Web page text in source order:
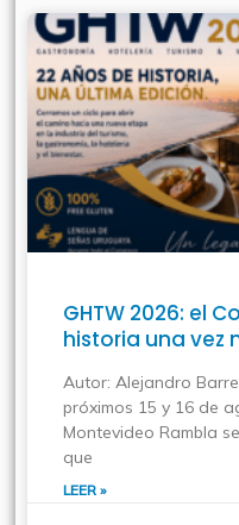
GHTW 2026: el
historia una vez
Autor: Alejandro
próximos 15 y 16 de
Montevideo Rambla
que
LEER »